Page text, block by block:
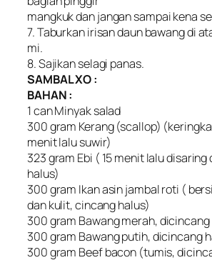
mangkuk dan jangan sampai kena
7. Taburkan irisan daun bawang di
mi.
8. Sajikan selagi panas.
SAMBAL XO :
BAHAN :
1 can Minyak salad
300 gram Kerang (scallop)
menit lalu suwir)
323 gram Ebi ( 15 menit lalu
halus)
300 gram Ikan asin jambal roti (
dan kulit, cincang halus)
300 gram Bawang merah,
300 gram Bawang putih, dicincang
300 gram Beef bacon (tumis,